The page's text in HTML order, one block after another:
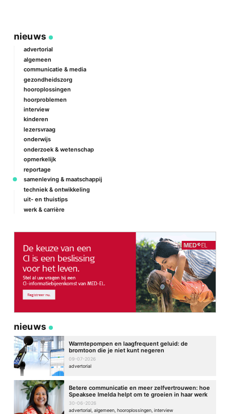
nieuws
advertorial
algemeen
communicatie & media
gezondheidszorg
hooroplossingen
hoorproblemen
interview
kinderen
lezersvraag
onderwijs
onderzoek & wetenschap
opmerkelijk
reportage
samenleving & maatschappij
techniek & ontwikkeling
uit- en thuistips
werk & carrière
nieuws
Warmtepompen en laagfrequent geluid: de
bromtoon die je niet kunt negeren
09-07-2026
advertorial
Betere communicatie en meer zelfvertrouwen: hoe
Speaksee Imelda helpt om te groeien in haar werk
30-06-2026
advertorial, algemeen, hooroplossingen, interview